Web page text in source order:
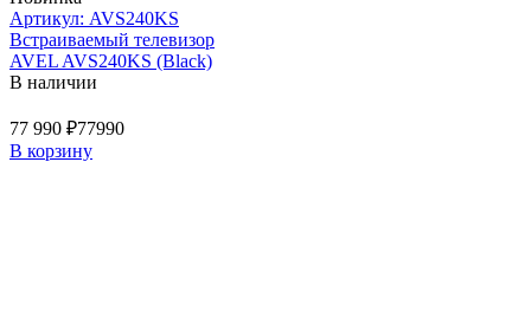
Артикул: AVS240KS
Встраиваемый телевизор
AVEL AVS240KS (Black)
В наличии
77 990 ₽77990
В корзину